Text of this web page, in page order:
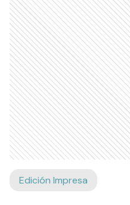
Edición Impresa